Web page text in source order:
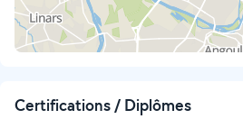
Certifications / Diplômes